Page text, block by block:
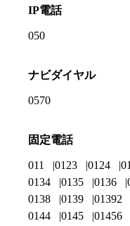
IP電話
050
ナビダイヤル
0570
固定電話
011 0123 0124
0134
0135 0136
0138
0139 01392
0144
0145 01456